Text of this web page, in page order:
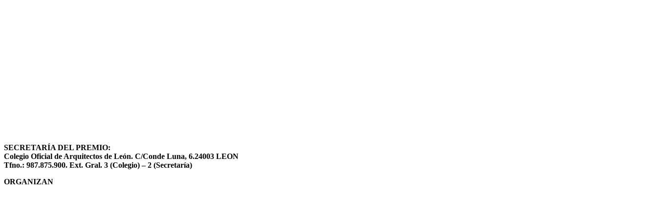
SECRETARÍA DEL PREMIO:
Colegio Oficial de Arquitectos de León. C/Conde Luna, 6.24003 LEON
Tfno.: 987.875.900. Ext. Gral. 3 (Colegio) – 2 (Secretaría)
ORGANIZAN